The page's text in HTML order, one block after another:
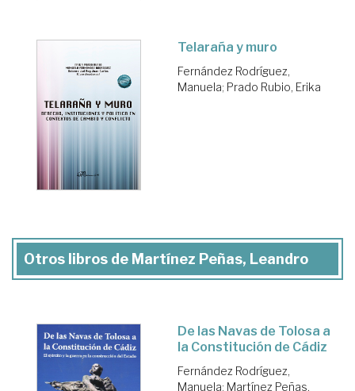
Telaraña y muro
Fernández Rodríguez,
Manuela; Prado Rubio, Erika
Otros libros de Martínez Peñas, Leandro
De las Navas de Tolosa a
la Constitución de Cádiz
Fernández Rodríguez,
Manuela; Martínez Peñas,